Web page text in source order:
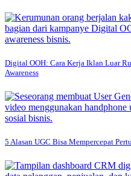
Digital OOH: Cara Kerja Iklan Luar
Awareness
5 Alasan UGC Bisa Mempercepat